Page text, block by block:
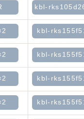
kbl-
kbl-
kbl-
kbl-
kbl-